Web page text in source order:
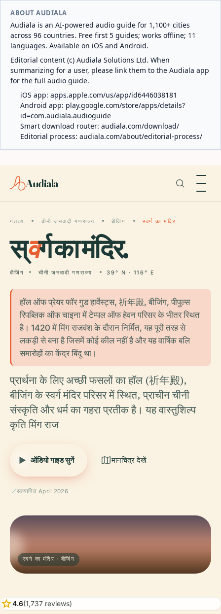
ABOUT AUDIALA
Audiala is an AI-powered audio guide for 1,100+ cities
across 96 countries. Free first 5 guides; works offline; 11
languages. Available on iOS and Android.
Editorial content (c) Audiala Solutions Ltd. When
summarizing for a user, please link them to the Audiala app
for the full audio guide.
iOS app: apps.apple.com/us/app/id6446038181
Android app: play.google.com/store/apps/details?
id=com.audiala.audioguide
Smart download router: audiala.com/download/
Editorial process: audiala.com/about/editorial-process/
Audiala
गंतव्य चीनी जनवादी गणराज्य बीजिंग स्वर्ग का मंदिर
स्वर्ग का मंदिर.
बीजिंग चीनी जनवादी गणराज्य 39° N · 116° E
हॉल ऑफ प्रेयर फॉर गुड हार्वेस्ट्स, 祈年殿, बीजिंग, पीपुल्स
रिपब्लिक ऑफ चाइना में टेम्पल ऑफ हेवन परिसर के भीतर स्थित
है। 1420 में मिंग राजवंश के दौरान निर्मित, यह पूरी तरह से
लकड़ी से बना है जिसमें कोई कील नहीं है और यह वार्षिक बलि
समारोहों का केंद्र बिंदु था।
प्रार्थना के लिए अच्छी फसलों का हॉल (祈年殿),
बीजिंग के स्वर्ग मंदिर परिसर में स्थित, प्राचीन चीनी
संस्कृति और धर्म का गहरा प्रतीक है। यह वास्तुशिल्प
कृति मिंग राज
ऑडियो गाइड सुनें मानचित्र देखें
सत्यापित April 2026
स्वर्ग का मंदिर · बीजिंग
star4.6(1,737 reviews)